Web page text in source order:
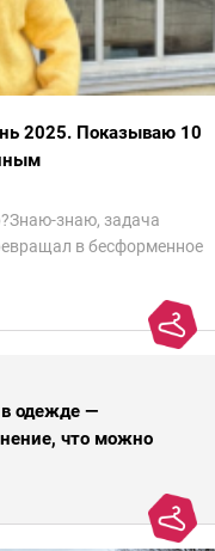
2025. Показываю 10
знаю, задача
в бесформенное
одежде —
что можно